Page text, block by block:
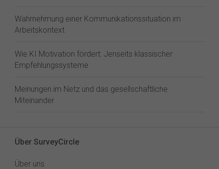
Wahrnehmung einer Kommunikationssituation im
Arbeitskontext
Wie KI Motivation fördert: Jenseits klassischer
Empfehlungssysteme
Meinungen im Netz und das gesellschaftliche
Miteinander
Über SurveyCircle
Über uns